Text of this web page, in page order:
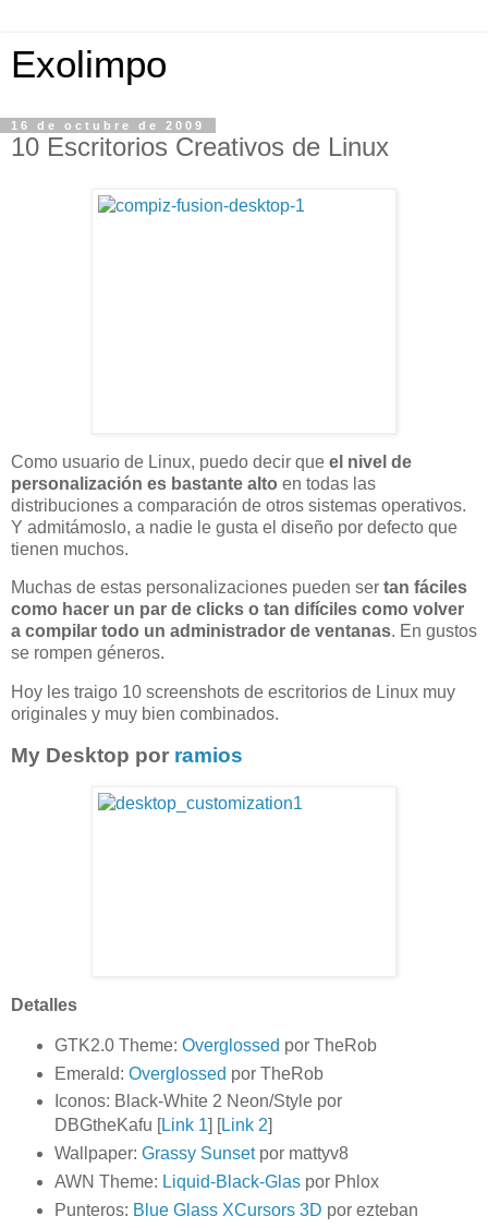
Exolimpo
16 de octubre de 2009
10 Escritorios Creativos de Linux
Como usuario de Linux, puedo decir que el nivel de
personalización es bastante alto en todas las
distribuciones a comparación de otros sistemas operativos.
Y admitámoslo, a nadie le gusta el diseño por defecto que
tienen muchos.
Muchas de estas personalizaciones pueden ser tan fáciles
como hacer un par de clicks o tan difíciles como volver
a compilar todo un administrador de ventanas. En gustos
se rompen géneros.
Hoy les traigo 10 screenshots de escritorios de Linux muy
originales y muy bien combinados.
My Desktop por ramios
Detalles
GTK2.0 Theme: Overglossed por TheRob
Emerald: Overglossed por TheRob
Iconos: Black-White 2 Neon/Style por
DBGtheKafu [
Link 1] [ Link 2
Wallpaper: Grassy Sunsetpor mattyv8
AWN Theme: Liquid-Black-Glaspor Phlox
Punteros: Blue Glass XCursors 3D por ezteban